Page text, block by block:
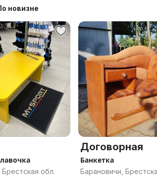
новизне
обл.
Договорная
Банкетка
Барановичи,